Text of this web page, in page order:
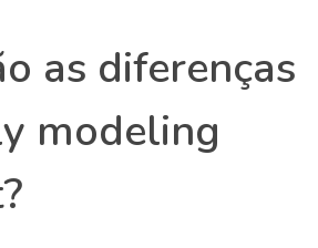
as diferenças
modeling